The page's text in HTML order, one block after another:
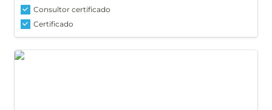
Consultor certificado
Certificado
Aleja Henao Espitia